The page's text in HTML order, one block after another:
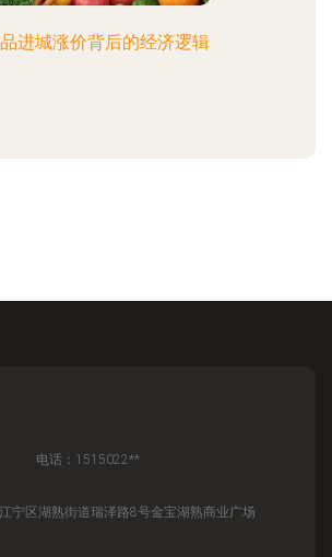
进城涨价背后的经济逻辑
电话：1515022**
宁区湖熟街道瑞泽路8号金宝湖熟商业广场